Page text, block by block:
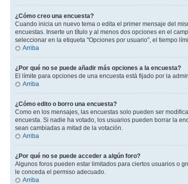
¿Cómo creo una encuesta?
Cuando inicia un nuevo tema o edita el primer mensaje del
encuestas. Inserte un título y al menos dos opciones en el
seleccionar en la etiqueta "Opciones por usuario", el tiempo
Arriba
¿Por qué no se puede añadir más opciones a la encuesta?
El límite para opciones de una encuesta está fijado por la
Arriba
¿Cómo edito o borro una encuesta?
Como en los mensajes, las encuestas solo pueden ser
encuesta. Si nadie ha votado, los usuarios pueden borrar la
sean cambiadas a mitad de la votación.
Arriba
¿Por qué no se puede acceder a algún foro?
Algunos foros pueden estar limitados para ciertos usuarios o
le conceda el permiso adecuado.
Arriba